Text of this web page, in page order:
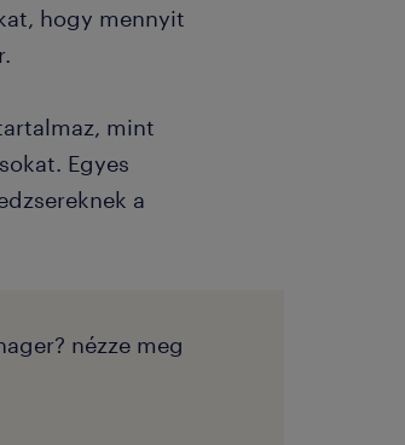
hogy mennyit
mint
Egyes
a
nézze meg